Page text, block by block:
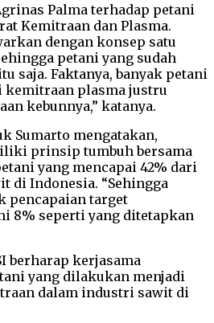
Palma terhadap petani
Kemitraan dan Plasma.
dengan konsep satu
petani yang sudah
saja. Faktanya, banyak petani
kemitraan plasma justru
kebunnya,” katanya.
Sumarto mengatakan,
prinsip tumbuh bersama
yang mencapai 42% dari
di Indonesia. “Sehingga
pencapaian target
8% seperti yang ditetapkan
berharap kerjasama
yang dilakukan menjadi
dalam industri sawit di